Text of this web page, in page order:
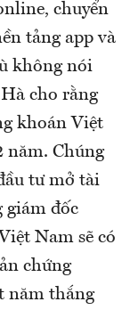
chuyển
tảng app và
không nói
cho rằng
khoán Việt
năm. Chúng
tư mở tài
giám đốc
Nam sẽ có
chứng
năm thắng